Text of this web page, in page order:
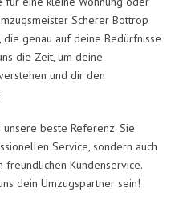
Scherer Bottrop
genau auf deine Bedürfnisse
die Zeit, um deine
und dir den
beste Referenz. Sie
Service, sondern auch
freundlichen Kundenservice.
dein Umzugspartner sein!